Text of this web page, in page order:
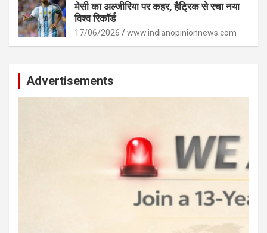
मेसी का अल्जीरिया पर कहर, हैट्रिक से रचा नया
विश्व रिकॉर्ड
17/06/2026 www.indianopinionnews.com
Advertisements